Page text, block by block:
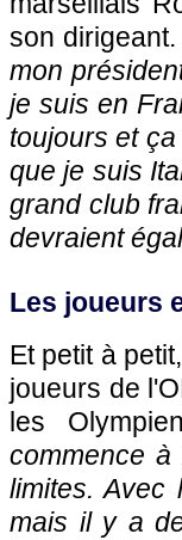
son dirigeant.
mon
je suis en
toujours et
que je suis
grand club
devraient
Les joueurs
Et petit à
joueurs de
les
commence
limites. Avec
mais il y a